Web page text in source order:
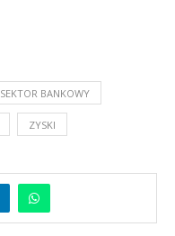
SEKTOR BANKOWY
ZYSKI